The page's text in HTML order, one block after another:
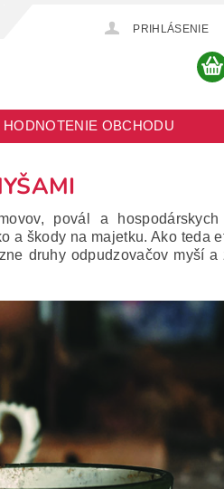
PRIHLÁSENIE
HODNOTENIE OBCHODU
povál a hospodárskych
a škody na majetku.Ako teda
druhy odpudzovačov myší a